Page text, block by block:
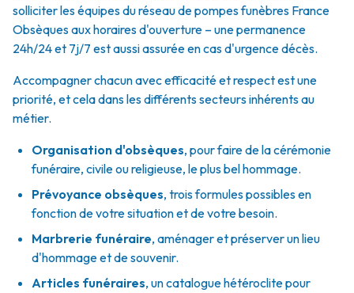
solliciter les équipes du réseau de pompes funèbres France
Obsèques aux horaires d'ouverture – une permanence
24h/24 et 7j/7 est aussi assurée en cas d'urgence décès.
Accompagner chacun avec efficacité et respect est une
priorité, et cela dans les différents secteurs inhérents au
métier.
Organisation d'obsèques, pour faire de la cérémonie
funéraire, civile ou religieuse, le plus bel hommage.
Prévoyance obsèques, trois formules possibles en
fonction de votre situation et de votre besoin.
Marbrerie funéraire, aménager et préserver un lieu
d'hommage et de souvenir.
Articles funéraires, un catalogue hétéroclite pour